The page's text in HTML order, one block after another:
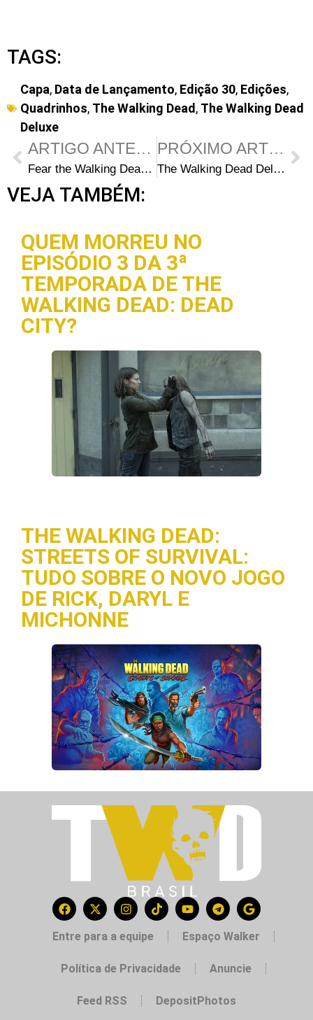
TAGS:
Capa, Data de Lançamento, Edição 30, Edições,
Quadrinhos, The Walking Dead , The Walking Dead
Deluxe
ARTIGO ANTERIOR
Fear the Walking Dead 7ª Temporada – Comentários do episódio 3: “Cindy Hawkins” (COM SPOILERS)
PRÓXIMO ARTIGO
The Walking Dead Deluxe 31: Capas e data de lançamento
VEJA TAMBÉM:
QUEM MORREU NO
EPISÓDIO 3 DA 3ª
TEMPORADA DE THE
WALKING DEAD: DEAD
CITY?
THE WALKING DEAD:
STREETS OF SURVIVAL:
TUDO SOBRE O NOVO JOGO
DE RICK, DARYL E
MICHONNE
Entre para a equipe Espaço Walker
Política de Privacidade Anuncie
Feed RSS DepositPhotos